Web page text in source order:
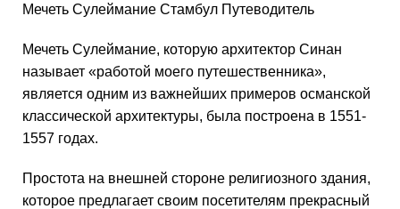
Мечеть Сулеймание Стамбул Путеводитель
Мечеть Сулеймание, которую архитектор Синан
называет «работой моего путешественника»,
является одним из важнейших примеров османской
классической архитектуры, была построена в 1551-
1557 годах.
Простота на внешней стороне религиозного здания,
которое предлагает своим посетителям прекрасный